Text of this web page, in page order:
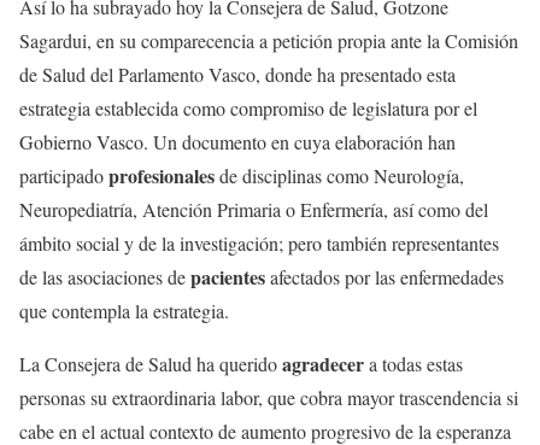
Así lo ha subrayado hoy la Consejera de Salud, Gotzone
Sagardui, en su comparecencia a petición propia ante la Comisión
de Salud del Parlamento Vasco, donde ha presentado esta
estrategia establecida como compromiso de legislatura por el
Gobierno Vasco. Un documento en cuya elaboración han
participadoprofesionalesde disciplinas como Neurología,
Neuropediatría, Atención Primaria o Enfermería, así como del
ámbito social y de la investigación; pero también representantes
de las asociaciones depacientesafectados por las enfermedades
que contempla la estrategia.
La Consejera de Salud ha queridoagradecera todas estas
personas su extraordinaria labor, que cobra mayor trascendencia si
cabe en el actual contexto de aumento progresivo de la esperanza